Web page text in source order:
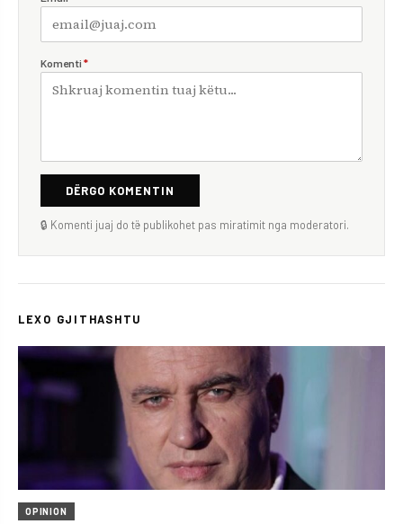
Komenti *
DËRGO KOMENTIN
🔒 Komenti juaj do të publikohet pas miratimit nga moderatori.
LEXO GJITHASHTU
OPINION